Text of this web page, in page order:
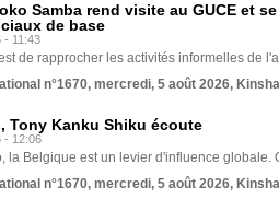
Samba rend visite au GUCE et
de base
- 11:43
de rapprocher les activités informelles de
n°1670, mercredi, 5 août 2026,
Tony Kanku Shiku écoute
- 12:06
la Belgique est un levier d'influence globale.
n°1670, mercredi, 5 août 2026,